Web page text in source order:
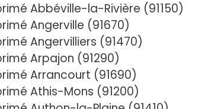
Abbéville-la-Rivière (91150)
Angerville (91670)
Angervilliers (91470)
Arpajon (91290)
Arrancourt (91690)
Athis-Mons (91200)